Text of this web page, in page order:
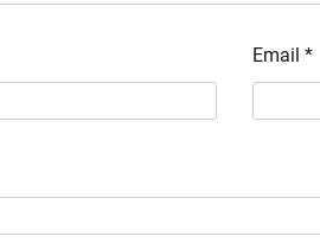
Email *